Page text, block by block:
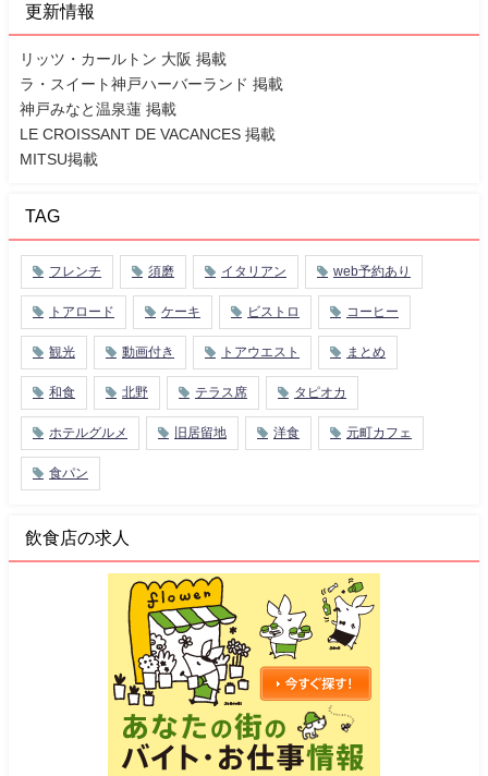
更新情報
リッツ・カールトン 大阪 掲載
ラ・スイート神戸ハーバーランド 掲載
神戸みなと温泉蓮 掲載
LE CROISSANT DE VACANCES 掲載
MITSU掲載
TAG
フレンチ 須磨 イタリアン web予約あり
トアロード ケーキ ビストロ コーヒー
観光 動画付き トアウエスト まとめ
和食 北野 テラス席 タピオカ
ホテルグルメ 旧居留地 洋食 元町カフェ
食パン
飲食店の求人